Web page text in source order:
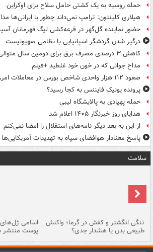
حمله روسیه به یک کشتی حامل سلاح برای اوکراین
هیلاری کلینتون: ترامپ نمی‌داند چطور با ایرانی‌ها
حضور نماینده گل‌گهر در قرعه‌کشی لیگ قهرمانان آسیا
درگیر شدن گردشگر اسپانیایی با نظامی صهیونیست
کاهش ۳ درصدی مصرف برق برای دومین سال متوالی
مداح جوانی که در خون خود غلطید +فیلم
صعود ۱۱۲ هزار واحدی شاخص بورس در معاملات امروز
پرونده یونیک فایننس به کجا رسید؟
حمله پهپادی به پالایشگاه لیبی
هدایای روز خبرنگار ۱۴۰۵ اعلام شد
از این به بعد دیگر نامه‌های استقلال را امضا نمی‌کنم
پاسخ معنادار هوافضای سپاه به تهدیدات آمریکایی‌ها
سلامت
تنگی انگشتر و کفش در گرما؛ واکنش
طبیعی بدن یا هشدار جدی؟
اسامی
پوست منتشر